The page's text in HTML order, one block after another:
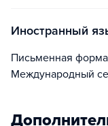
Иностранный
Письменная форма (компьютерное тестирование);
Международный